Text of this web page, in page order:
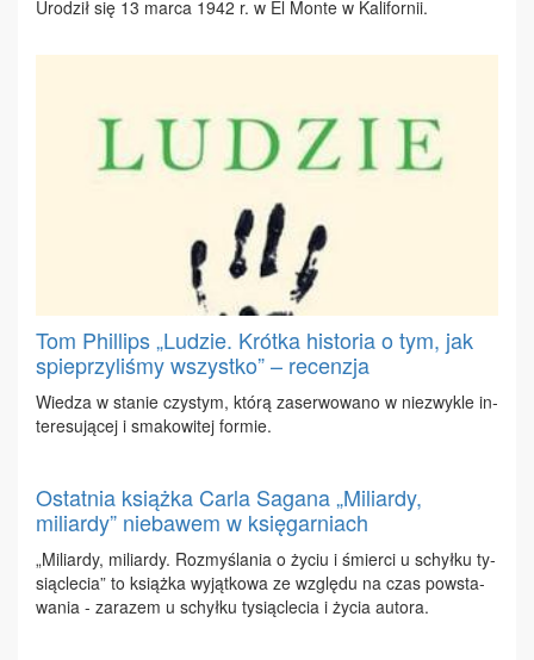
Uro­dził się 13 mar­ca 1942 r. w El Mon­te w Ka­li­for­nii.
Tom Phillips „Ludzie. Krótka historia o tym, jak
spieprzyliśmy wszystko” – recenzja
Wie­dza w sta­nie czy­stym, któ­rą za­ser­wo­wa­no w nie­zwy­kle in­
te­re­su­ją­cej i sma­ko­wi­tej for­mie.
Ostatnia książka Carla Sagana „Miliardy,
miliardy” niebawem w księgarniach
„Mi­liar­dy, mi­liar­dy. Roz­my­śla­nia o ży­ciu i śmier­ci u schył­ku ty­
siąc­le­cia” to książ­ka wy­jąt­ko­wa ze wzglę­du na czas po­wsta­
wa­nia - za­ra­zem u schył­ku ty­siąc­le­cia i ży­cia au­to­ra.